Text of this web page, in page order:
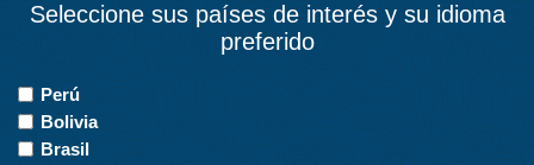
Seleccione sus países de interés y su idioma
preferido
Countries
of
Interest
Perú
Bolivia
Brasil